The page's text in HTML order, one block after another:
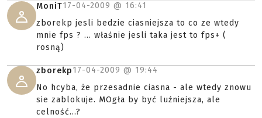
MoniT17-04-2009 @ 16:41
zborekp jesli bedzie ciasniejsza to co ze wtedy
mnie fps ? ... właśnie jesli taka jest to fps+ (
rosną)
zborekp17-04-2009 @ 19:44
No hcyba, że przesadnie ciasna - ale wtedy znowu
sie zablokuje. MOgła by być luźniejsza, ale
celność...?